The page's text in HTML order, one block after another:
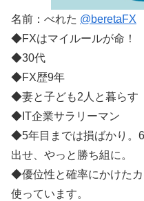
名前：べれた @beretaFX
◆FXはマイルールが命！
◆30代
◆FX歴9年
◆妻と子ども2人と暮らす
◆IT企業サラリーマン
◆5年目までは損ばかり。
出せ、やっと勝ち組に。
◆優位性と確率にかけた
使っています。